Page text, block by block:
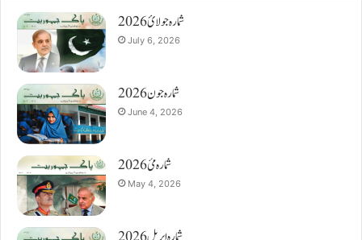
شمارہ جولائ 2026
July 6, 2026
شمارہ جون 2026
June 4, 2026
شمارہ مئ 2026
May 4, 2026